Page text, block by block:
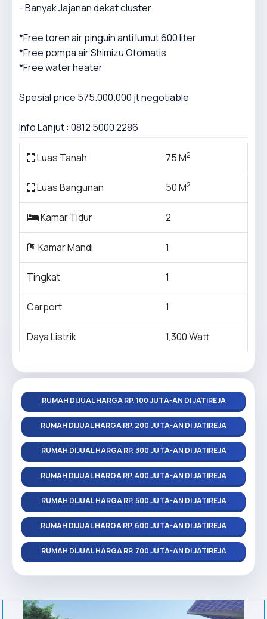
- Banyak Jajanan dekat cluster
*Free toren air pinguin anti lumut 600 liter
*Free pompa air Shimizu Otomatis
*Free water heater
Spesial price 575.000.000 jt negotiable
Info Lanjut : 0812 5000 2286
Luas Tanah 75 M2
Luas Bangunan 50 M2
Kamar Tidur 2
Kamar Mandi 1
Tingkat 1
Carport 1
Daya Listrik 1,300 Watt
RUMAH DIJUAL HARGA RP. 100 JUTA-AN DI JATIREJA
RUMAH DIJUAL HARGA RP. 200 JUTA-AN DI JATIREJA
RUMAH DIJUAL HARGA RP. 300 JUTA-AN DI JATIREJA
RUMAH DIJUAL HARGA RP. 400 JUTA-AN DI JATIREJA
RUMAH DIJUAL HARGA RP. 500 JUTA-AN DI JATIREJA
RUMAH DIJUAL HARGA RP. 600 JUTA-AN DI JATIREJA
RUMAH DIJUAL HARGA RP. 700 JUTA-AN DI JATIREJA